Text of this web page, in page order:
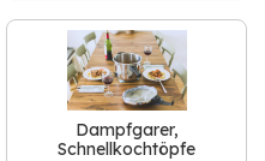
Dampfgarer,
Schnellkochtöpfe